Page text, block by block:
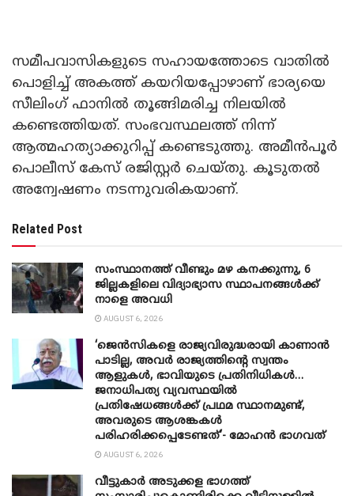
സമീപവാസികളുടെ സഹായത്തോടെ വാതിൽ
പൊളിച്ച് അകത്ത് കയറിയപ്പോഴാണ് ഭാര്യയെ
സീലിംഗ് ഫാനിൽ തൂങ്ങിമരിച്ച നിലയിൽ
കണ്ടെത്തിയത്. സംഭവസ്ഥലത്ത് നിന്ന്
ആത്മഹത്യാക്കുറിപ്പ് കണ്ടെടുത്തു. അമീൻപൂർ
പൊലീസ് കേസ് രജിസ്റ്റർ ചെയ്തു. കൂടുതൽ
അന്വേഷണം നടന്നുവരികയാണ്.
Related Post
സംസ്ഥാനത്ത് വീണ്ടും മഴ കനക്കുന്നു, 6
ജില്ലകളിലെ വിദ്യാഭ്യാസ സ്ഥാപനങ്ങൾക്ക്
നാളെ അവധി
AUGUST 6, 2026
‘ജെൻസികളെ രാജ്യവിരുദ്ധരായി കാണാൻ
പാടില്ല, അവർ രാജ്യത്തിന്റെ സ്വന്തം
ആളുകൾ, ഭാവിയുടെ പ്രതിനിധികൾ…
ജനാധിപത്യ വ്യവസ്ഥയിൽ
പ്രതിഷേധങ്ങൾക്ക് പ്രഥമ സ്ഥാനമുണ്ട്,
അവരുടെ ആശങ്കകൾ
പരിഹരിക്കപ്പെടേണ്ടത്’- മോഹൻ ഭാ​ഗവത്
AUGUST 6, 2026
വീട്ടുകാർ അ‌ടുക്കള ഭാ​ഗത്ത്